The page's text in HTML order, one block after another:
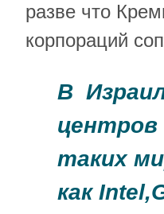
разве что
корпораций
В
центров
таких
как Intel,